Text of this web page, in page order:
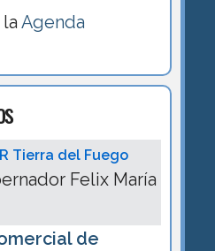
Agenda
Tierra del Fuego
Felix María
de